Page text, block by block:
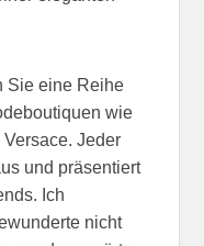
Sie eine Reihe
wie
Jeder
und präsentiert
Ich
nicht